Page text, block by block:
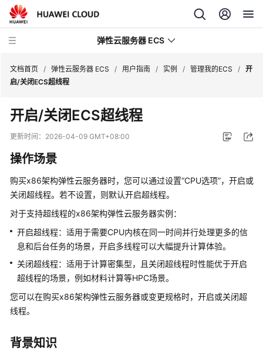
弹性云服务器 ECS
新
动
品
介
绍
计
费
说
明
快
速
门
文档首页 / 弹性云服务器 ECS / 用户指南 / 实例 / 管理我的ECS / 开
启/关闭ECS超线程
开启/关闭ECS超线程
更新时间： 2026-04-09 GMT+08:00
操作场景
购买x86架构弹性云服务器时，您可以通过设置“CPU选项”，开启或
关闭超线程。若不设置，则默认开启超线程。
对于支持超线程的x86架构弹性云服务器实例：
开启超线程：适用于需要CPU内核在同一时间并行处理更多的信
息和后台任务的场景，开启多线程可以大幅提升计算体验。
关闭超线程：适用于计算密集型，且关闭超线程时性能优于开启
超线程的场景，例如材料计算等HPC场景。
您可以在购买x86架构弹性云服务器或变更规格时，开启或关闭超
线程。
背景知识